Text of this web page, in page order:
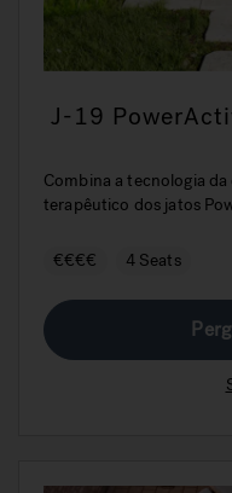
J-19
Combina a tecnologia
terapêutico dos jatos
€€€€ 4 Seats